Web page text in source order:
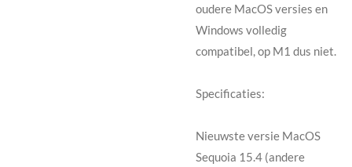
oudere MacOS versies en
Windows volledig
compatibel, op M1 dus niet.
Specificaties:
Nieuwste versie MacOS
Sequoia 15.4 (andere